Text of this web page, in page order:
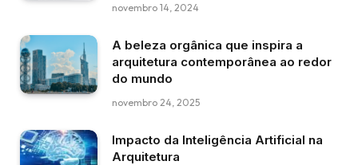
novembro 14, 2024
A beleza orgânica que inspira a
arquitetura contemporânea ao redor
do mundo
novembro 24, 2025
Impacto da Inteligência Artificial na
Arquitetura